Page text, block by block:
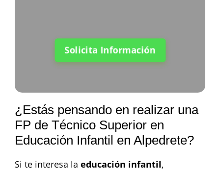
Solicita Información
¿Estás pensando en realizar una
FP de Técnico Superior en
Educación Infantil en Alpedrete?
Si te interesa la educación infantil,